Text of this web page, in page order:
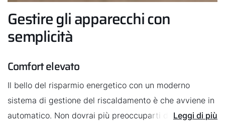
Gestire gli apparecchi con
semplicità
Comfort elevato
Il bello del risparmio energetico con un moderno
sistema di gestione del riscaldamento è che avviene in
automatico. Non dovrai più preoccuparti di nulla. Gli
Leggi di più